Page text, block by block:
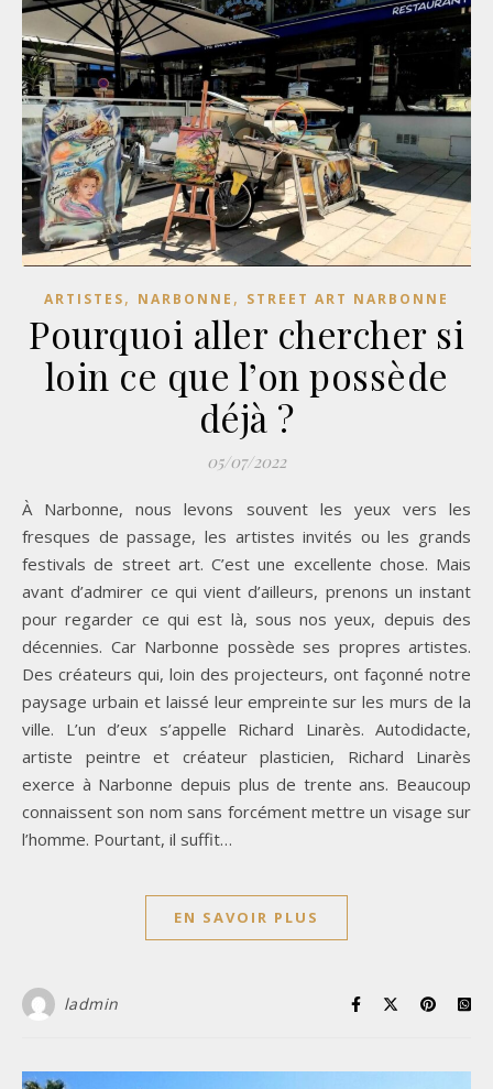
ARTISTES, NARBONNE , STREET ART NARBONNE
Pourquoi aller chercher si
loin ce que l’on possède
déjà ?
05/07/2022
À Narbonne, nous levons souvent les yeux vers les
fresques de passage, les artistes invités ou les grands
festivals de street art. C’est une excellente chose. Mais
avant d’admirer ce qui vient d’ailleurs, prenons un instant
pour regarder ce qui est là, sous nos yeux, depuis des
décennies. Car Narbonne possède ses propres artistes.
Des créateurs qui, loin des projecteurs, ont façonné notre
paysage urbain et laissé leur empreinte sur les murs de la
ville. L’un d’eux s’appelle Richard Linarès. Autodidacte,
artiste peintre et créateur plasticien, Richard Linarès
exerce à Narbonne depuis plus de trente ans. Beaucoup
connaissent son nom sans forcément mettre un visage sur
l’homme. Pourtant, il suffit…
EN SAVOIR PLUS
ladmin